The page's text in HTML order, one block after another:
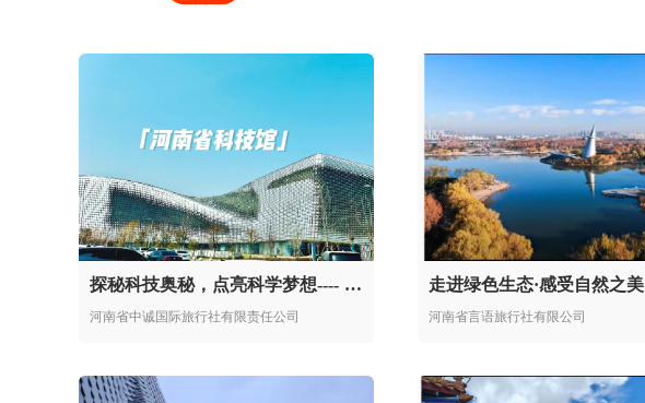
探秘科技奥秘，点亮科学梦想---- 河南省科技馆研学活动
河南省中诚国际旅行社有限责任公司
走进绿色生态·感受自然之美
河南省言语旅行社有限公司